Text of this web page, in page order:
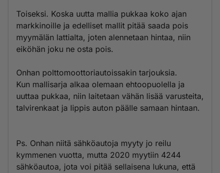
Toiseksi. Koska uutta mallia pukkaa koko ajan
markkinoille ja edelliset mallit pitää saada pois
myymälän lattialta, joten alennetaan hintaa, niin
eiköhän joku ne osta pois.
Onhan polttomoottoriautoissakin tarjouksia.
Kun mallisarja alkaa olemaan ehtoopuolella ja
uuttaa pukkaa, niin laitetaan vähän lisää varusteita,
talvirenkaat ja lippis auton päälle samaan hintaan.
Ps. Onhan niitä sähköautoja myyty jo reilu
kymmenen vuotta, mutta 2020 myytiin 4244
sähköautoa, jota voi pitää sellaisena lukuna, että